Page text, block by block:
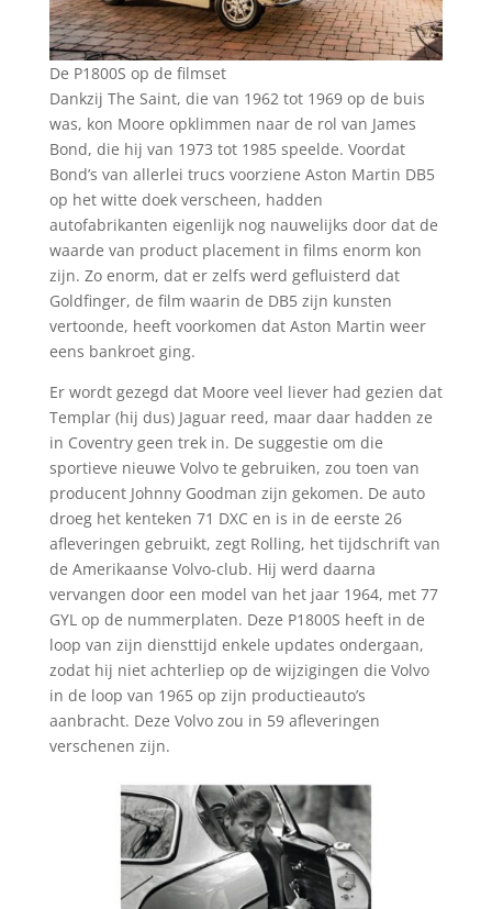
De P1800S op de filmset
Dankzij The Saint, die van 1962 tot 1969 op de buis
was, kon Moore opklimmen naar de rol van James
Bond, die hij van 1973 tot 1985 speelde. Voordat
Bond’s van allerlei trucs voorziene Aston Martin DB5
op het witte doek verscheen, hadden
autofabrikanten eigenlijk nog nauwelijks door dat de
waarde van product placement in films enorm kon
zijn. Zo enorm, dat er zelfs werd gefluisterd dat
Goldfinger, de film waarin de DB5 zijn kunsten
vertoonde, heeft voorkomen dat Aston Martin weer
eens bankroet ging.
Er wordt gezegd dat Moore veel liever had gezien dat
Templar (hij dus) Jaguar reed, maar daar hadden ze
in Coventry geen trek in. De suggestie om die
sportieve nieuwe Volvo te gebruiken, zou toen van
producent Johnny Goodman zijn gekomen. De auto
droeg het kenteken 71 DXC en is in de eerste 26
afleveringen gebruikt, zegt Rolling, het tijdschrift van
de Amerikaanse Volvo-club. Hij werd daarna
vervangen door een model van het jaar 1964, met 77
GYL op de nummerplaten. Deze P1800S heeft in de
loop van zijn diensttijd enkele updates ondergaan,
zodat hij niet achterliep op de wijzigingen die Volvo
in de loop van 1965 op zijn productieauto’s
aanbracht. Deze Volvo zou in 59 afleveringen
verschenen zijn.